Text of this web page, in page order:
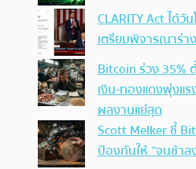
CLARITY Act ได้
เตรียมพิจารณาร่
Bitcoin ร่วง 35%
เงิน-ทองแดงพุ่งแ
ผลงานแย่สุด
Scott Melker ชี้
ป้องกันให้ “จนช้าล